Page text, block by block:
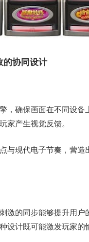
的协同设计
，确保画面在不同设
家产生视觉反馈。
与现代电子节奏，营
激的同步能够提升用
设计既可能激发玩家